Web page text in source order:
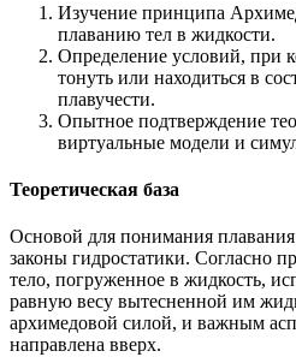
Изучение принципа
плаванию тел в жидкости.
Определение условий, при
тонуть или находиться в
плавучести.
Опытное подтверждение
виртуальные модели и
Теоретическая база
Основой для понимания
законы гидростатики. Согласно
тело, погруженное в жидкость,
равную весу вытесненной им
архимедовой силой, и важным
направлена вверх.